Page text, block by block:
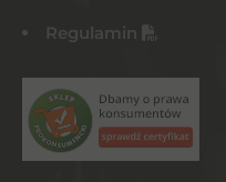
Regulamin